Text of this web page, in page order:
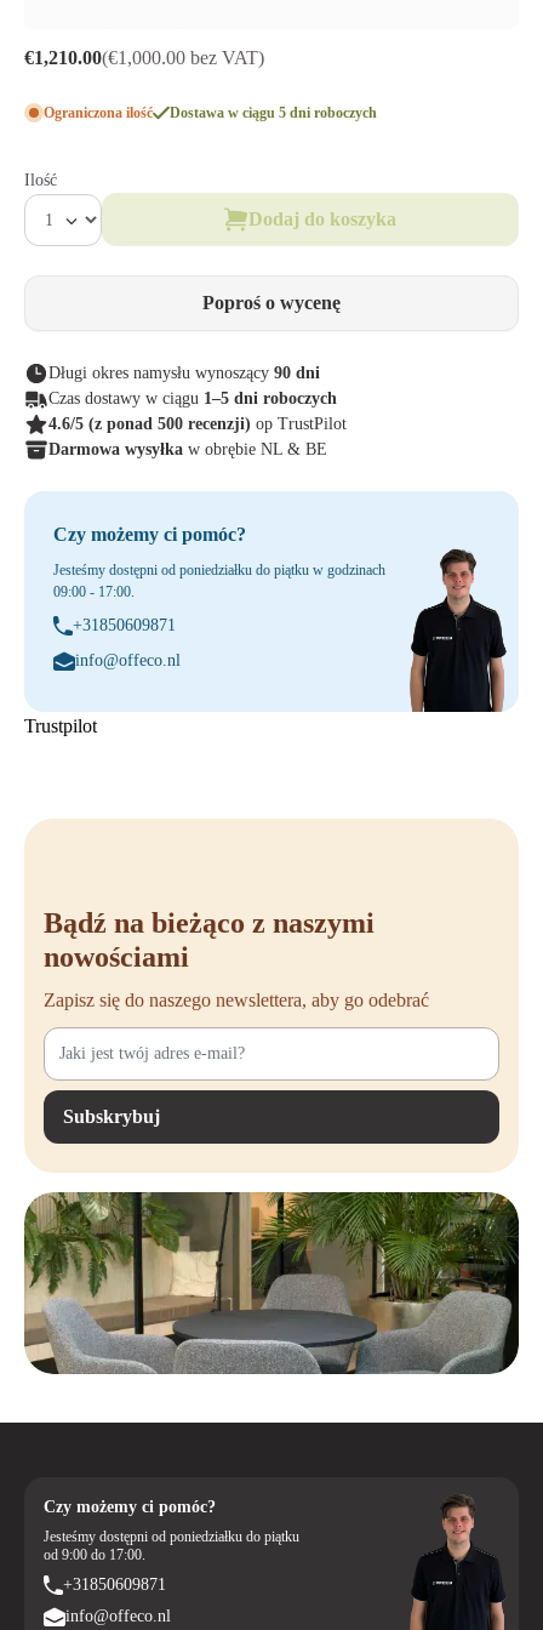
€1,210.00(€1,000.00 bez VAT)
Ograniczona ilość Dostawa w ciągu 5 dni roboczych
Ilość
Dodaj do koszyka
Poproś o wycenę
Długi okres namysłu wynoszący 90 dni
Czas dostawy w ciągu 1–5 dni roboczych
4.6/5 (z ponad 500 recenzji) op TrustPilot
Darmowa wysyłka w obrębie NL & BE
Czy możemy ci pomóc?
Jesteśmy dostępni od poniedziałku do piątku w godzinach
09:00 - 17:00.
+31850609871
info@offeco.nl
Trustpilot
Bądź na bieżąco z naszymi
nowościami
Zapisz się do naszego newslettera, aby go odebrać
Subskrybuj
Czy możemy ci pomóc?
Jesteśmy dostępni od poniedziałku do piątku
od 9:00 do 17:00.
+31850609871
info@offeco.nl